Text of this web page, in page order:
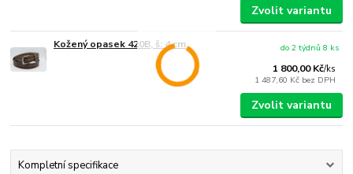
Zvolit variantu
Kožený opasek 420B, š: 4 cm
1 800,00 Kč/ks
1 487,60 Kč bez DPH
do 2 týdnů 8 ks
Zvolit variantu
Kompletní specifikace